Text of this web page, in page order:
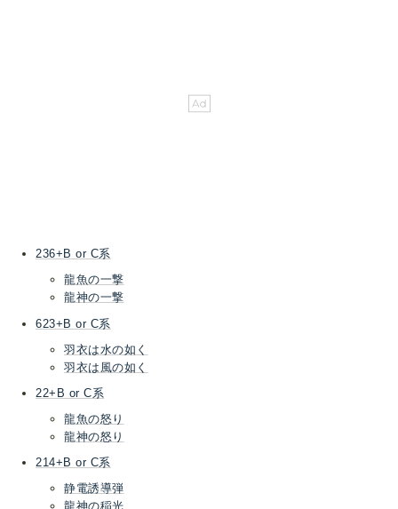
236+B or C系
龍魚の一撃
龍神の一撃
623+B or C系
羽衣は水の如く
羽衣は風の如く
22+B or C系
龍魚の怒り
龍神の怒り
214+B or C系
静電誘導弾
龍神の稲光